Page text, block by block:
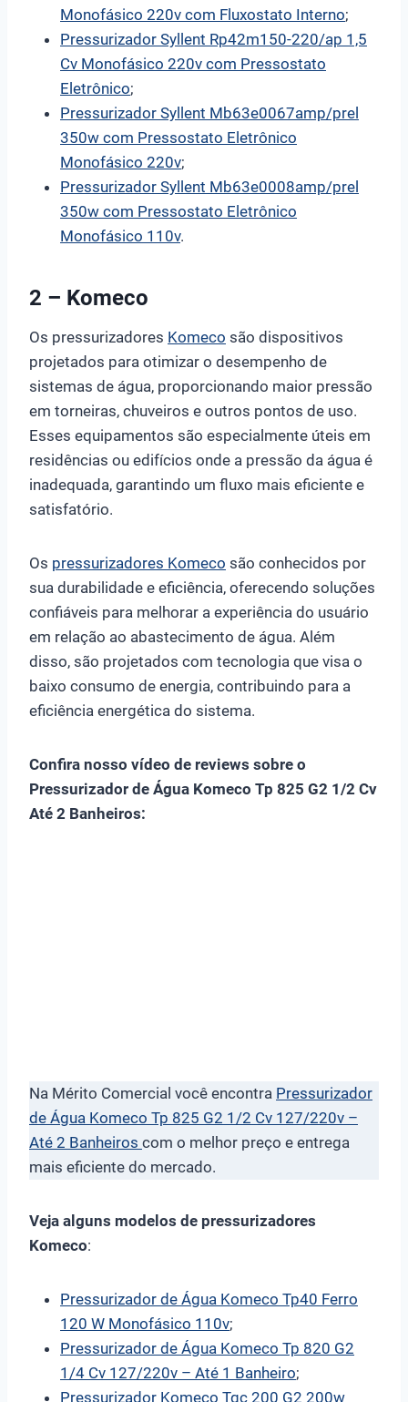
Monofásico 220v com Fluxostato Interno;
Pressurizador Syllent Rp42m150-220/ap 1,5
Cv Monofásico 220v com Pressostato
Eletrônico;
Pressurizador Syllent Mb63e0067amp/prel
350w com Pressostato Eletrônico
Monofásico 220v;
Pressurizador Syllent Mb63e0008amp/prel
350w com Pressostato Eletrônico
Monofásico 110v.
2 – Komeco
Os pressurizadores Komeco são dispositivos
projetados para otimizar o desempenho de
sistemas de água, proporcionando maior pressão
em torneiras, chuveiros e outros pontos de uso.
Esses equipamentos são especialmente úteis em
residências ou edifícios onde a pressão da água é
inadequada, garantindo um fluxo mais eficiente e
satisfatório.
Os pressurizadores Komeco são conhecidos por
sua durabilidade e eficiência, oferecendo soluções
confiáveis para melhorar a experiência do usuário
em relação ao abastecimento de água. Além
disso, são projetados com tecnologia que visa o
baixo consumo de energia, contribuindo para a
eficiência energética do sistema.
Confira nosso vídeo de reviews sobre o
Pressurizador de Água Komeco Tp 825 G2 1/2 Cv
Até 2 Banheiros:
Na Mérito Comercial você encontra Pressurizador
de Água Komeco Tp 825 G2 1/2 Cv 127/220v –
Até 2 Banheiros com o melhor preço e entrega
mais eficiente do mercado.
Veja alguns modelos de pressurizadores
Komeco:
Pressurizador de Água Komeco Tp40 Ferro
120 W Monofásico 110v;
Pressurizador de Água Komeco Tp 820 G2
1/4 Cv 127/220v – Até 1 Banheiro;
Pressurizador Komeco Tqc 200 G2 200w